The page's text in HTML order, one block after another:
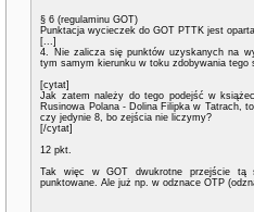
§ 6 (regulaminu GOT)
Punktacja wycieczek do GOT PTTK jest
[...]
4. Nie zalicza się punktów uzyskanych na
tym samym kierunku w toku zdobywania tego
[cytat]
Jak zatem należy do tego podejść w
Rusinowa Polana - Dolina Filipka w Tatrach,
czy jedynie 8, bo zejścia nie liczymy?
[/cytat]
12 pkt.
Tak więc w GOT dwukrotne przejście tą
punktowane. Ale już np. w odznace OTP